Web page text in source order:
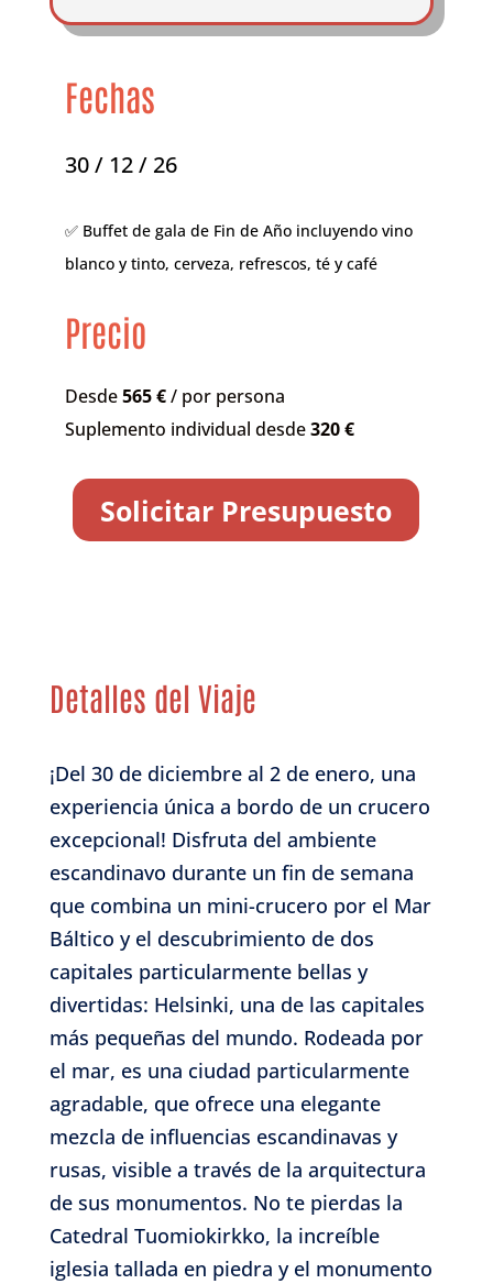
Fechas
30 / 12 / 26
✅ Buffet de gala de Fin de Año incluyendo vino
blanco y tinto, cerveza, refrescos, té y café
Precio
Desde565 €/ por persona
Suplemento individual desde320 €
Solicitar Presupuesto
Detalles del Viaje
¡Del 30 de diciembre al 2 de enero, una
experiencia única a bordo de un crucero
excepcional! Disfruta del ambiente
escandinavo durante un fin de semana
que combina un mini-crucero por el Mar
Báltico y el descubrimiento de dos
capitales particularmente bellas y
divertidas: Helsinki, una de las capitales
más pequeñas del mundo. Rodeada por
el mar, es una ciudad particularmente
agradable, que ofrece una elegante
mezcla de influencias escandinavas y
rusas, visible a través de la arquitectura
de sus monumentos. No te pierdas la
Catedral Tuomiokirkko, la increíble
iglesia tallada en piedra y el monumento